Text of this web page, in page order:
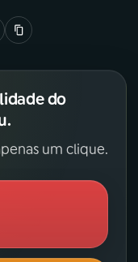
do
um clique.